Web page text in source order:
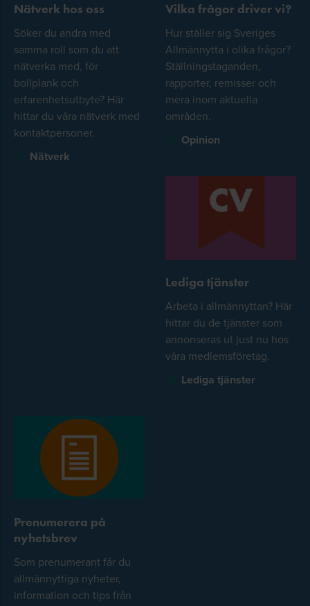
Nätverk hos oss
Söker du andra med
samma roll som du att
nätverka med, för
bollplank och
erfarenhetsutbyte? Här
hittar du våra nätverk med
kontaktpersoner.
Nätverk
Vilka frågor driver vi?
Hur ställer sig Sveriges
Allmännytta i olika frågor?
Ställningstaganden,
rapporter, remisser och
mera inom aktuella
områden.
Opinion
Lediga tjänster
Arbeta i allmännyttan? Här
hittar du de tjänster som
annonseras ut just nu hos
våra medlemsföretag.
Lediga tjänster
Prenumerera på
nyhetsbrev
Som prenumerant får du
allmännyttiga nyheter,
information och tips från